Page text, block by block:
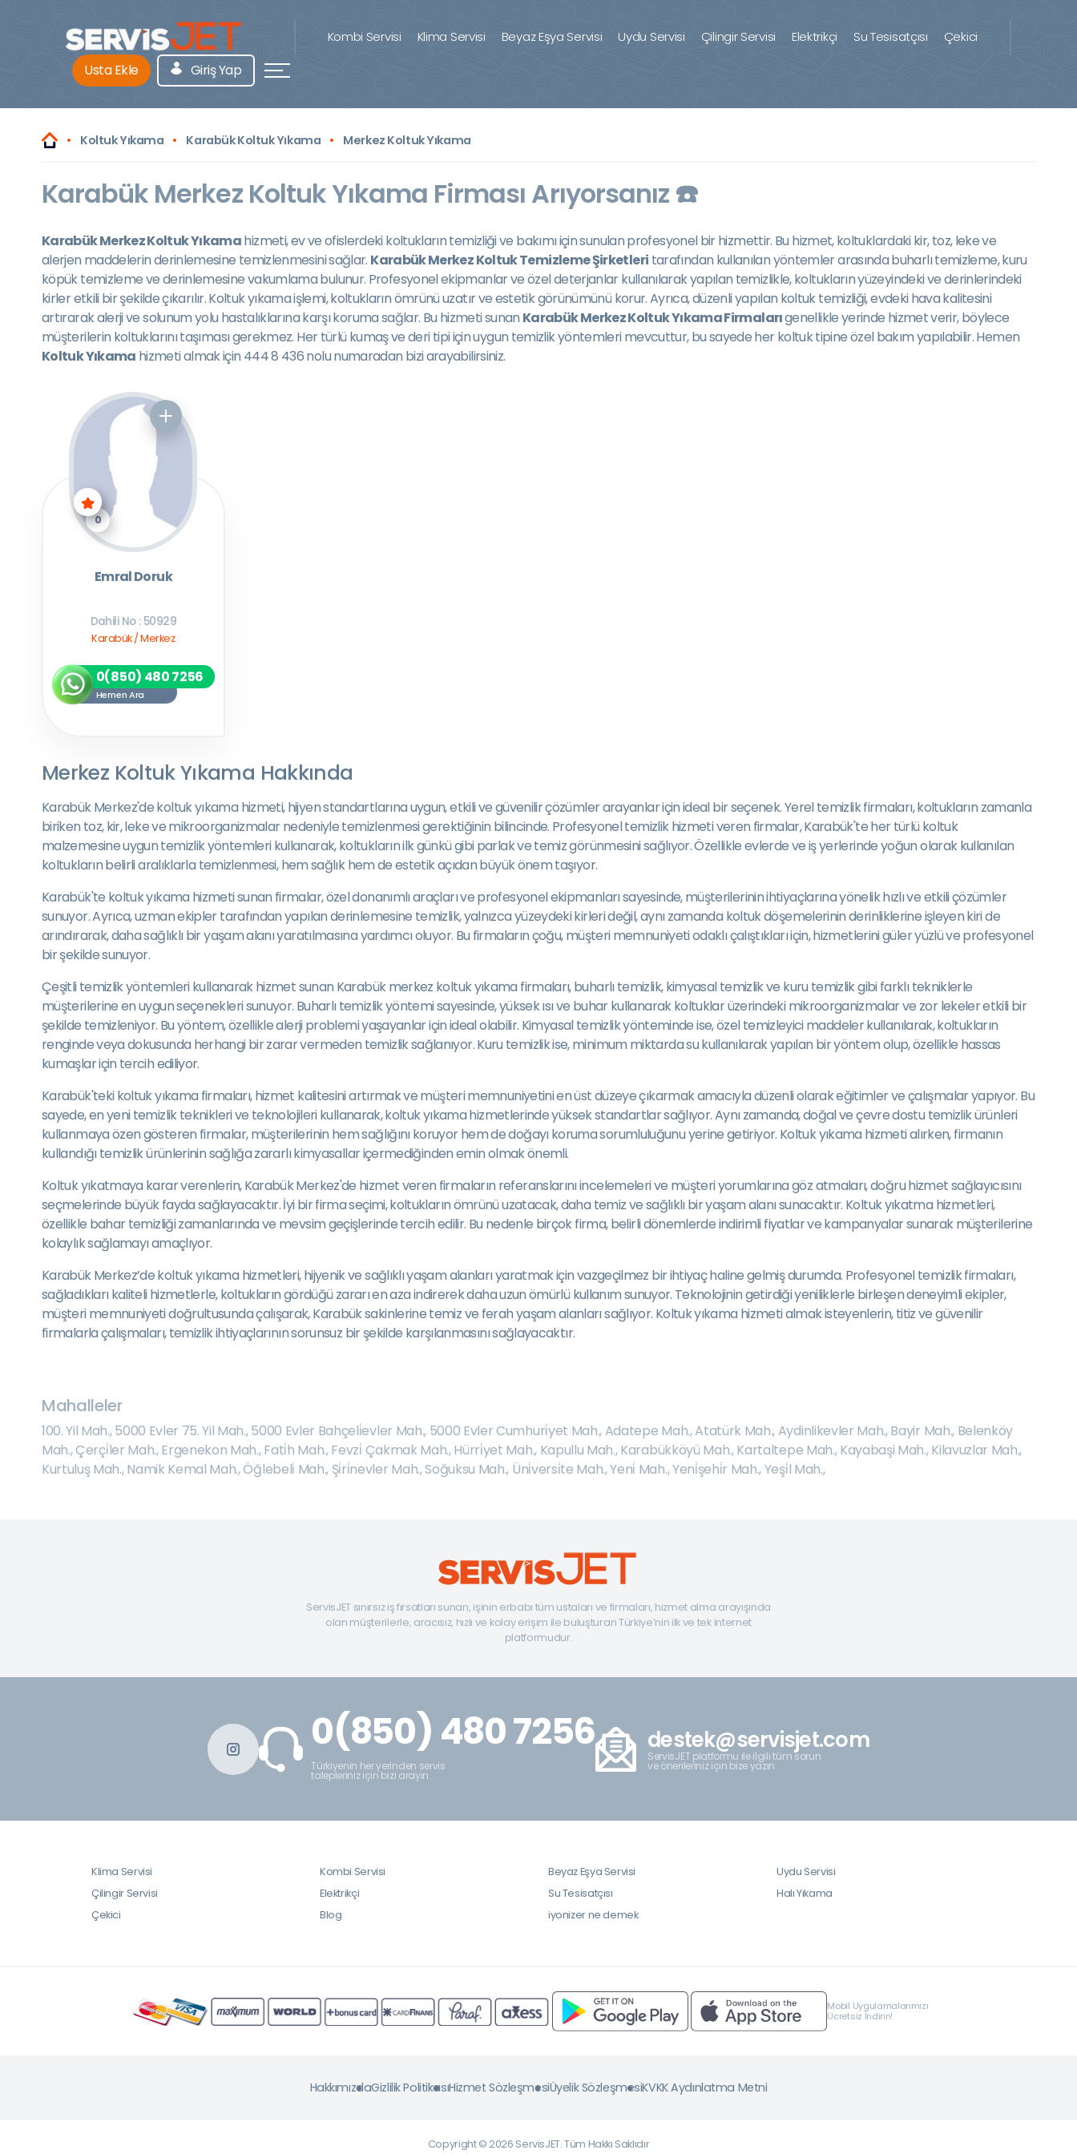
Kombi Servisi Klima Servisi Beyaz Eşya Servisi Uydu Servisi Çilingir Servisi Elektrikçi Su Tesisatçısı Çekici
Usta Ekle Giriş Yap
Koltuk Yıkama Karabük Koltuk Yıkama Merkez Koltuk Yıkama
Karabük Merkez Koltuk Yıkama Firması Arıyorsanız ☎️
Karabük Merkez Koltuk Yıkamahizmeti, ev ve ofislerdeki koltukların temizliği ve bakımı için sunulan profesyonel bir hizmettir. Bu hizmet, koltuklardaki kir, toz, leke ve
alerjen maddelerin derinlemesine temizlenmesini sağlar. Karabük Merkez Koltuk Temizleme Şirketleri tarafından kullanılan yöntemler arasında buharlı temizleme, kuru
köpük temizleme ve derinlemesine vakumlama bulunur. Profesyonel ekipmanlar ve özel deterjanlar kullanılarak yapılan temizlikle, koltukların yüzeyindeki ve derinlerindeki
kirler etkili bir şekilde çıkarılır. Koltuk yıkama işlemi, koltukların ömrünü uzatır ve estetik görünümünü korur. Ayrıca, düzenli yapılan koltuk temizliği, evdeki hava kalitesini
artırarak alerji ve solunum yolu hastalıklarına karşı koruma sağlar. Bu hizmeti sunan Karabük Merkez Koltuk Yıkama Firmalarıgenellikle yerinde hizmet verir, böylece
müşterilerin koltuklarını taşıması gerekmez. Her türlü kumaş ve deri tipi için uygun temizlik yöntemleri mevcuttur, bu sayede her koltuk tipine özel bakım yapılabilir. Hemen
Koltuk Yıkama hizmeti almak için 444 8 436 nolu numaradan bizi arayabilirsiniz.
0
Emral Doruk
Dahili No : 50929
Karabük / Merkez
0(850) 480 7256
Hemen Ara
Merkez Koltuk Yıkama Hakkında
Karabük Merkez'de koltuk yıkama hizmeti, hijyen standartlarına uygun, etkili ve güvenilir çözümler arayanlar için ideal bir seçenek. Yerel temizlik firmaları, koltukların zamanla
biriken toz, kir, leke ve mikroorganizmalar nedeniyle temizlenmesi gerektiğinin bilincinde. Profesyonel temizlik hizmeti veren firmalar, Karabük'te her türlü koltuk
malzemesine uygun temizlik yöntemleri kullanarak, koltukların ilk günkü gibi parlak ve temiz görünmesini sağlıyor. Özellikle evlerde ve iş yerlerinde yoğun olarak kullanılan
koltukların belirli aralıklarla temizlenmesi, hem sağlık hem de estetik açıdan büyük önem taşıyor.
Karabük'te koltuk yıkama hizmeti sunan firmalar, özel donanımlı araçları ve profesyonel ekipmanları sayesinde, müşterilerinin ihtiyaçlarına yönelik hızlı ve etkili çözümler
sunuyor. Ayrıca, uzman ekipler tarafından yapılan derinlemesine temizlik, yalnızca yüzeydeki kirleri değil, aynı zamanda koltuk döşemelerinin derinliklerine işleyen kiri de
arındırarak, daha sağlıklı bir yaşam alanı yaratılmasına yardımcı oluyor. Bu firmaların çoğu, müşteri memnuniyeti odaklı çalıştıkları için, hizmetlerini güler yüzlü ve profesyonel
bir şekilde sunuyor.
Çeşitli temizlik yöntemleri kullanarak hizmet sunan Karabük merkez koltuk yıkama firmaları, buharlı temizlik, kimyasal temizlik ve kuru temizlik gibi farklı tekniklerle
müşterilerine en uygun seçenekleri sunuyor. Buharlı temizlik yöntemi sayesinde, yüksek ısı ve buhar kullanarak koltuklar üzerindeki mikroorganizmalar ve zor lekeler etkili bir
şekilde temizleniyor. Bu yöntem, özellikle alerji problemi yaşayanlar için ideal olabilir. Kimyasal temizlik yönteminde ise, özel temizleyici maddeler kullanılarak, koltukların
renginde veya dokusunda herhangi bir zarar vermeden temizlik sağlanıyor. Kuru temizlik ise, minimum miktarda su kullanılarak yapılan bir yöntem olup, özellikle hassas
kumaşlar için tercih ediliyor.
Karabük'teki koltuk yıkama firmaları, hizmet kalitesini artırmak ve müşteri memnuniyetini en üst düzeye çıkarmak amacıyla düzenli olarak eğitimler ve çalışmalar yapıyor. Bu
sayede, en yeni temizlik teknikleri ve teknolojileri kullanarak, koltuk yıkama hizmetlerinde yüksek standartlar sağlıyor. Aynı zamanda, doğal ve çevre dostu temizlik ürünleri
kullanmaya özen gösteren firmalar, müşterilerinin hem sağlığını koruyor hem de doğayı koruma sorumluluğunu yerine getiriyor. Koltuk yıkama hizmeti alırken, firmanın
kullandığı temizlik ürünlerinin sağlığa zararlı kimyasallar içermediğinden emin olmak önemli.
Koltuk yıkatmaya karar verenlerin, Karabük Merkez'de hizmet veren firmaların referanslarını incelemeleri ve müşteri yorumlarına göz atmaları, doğru hizmet sağlayıcısını
seçmelerinde büyük fayda sağlayacaktır. İyi bir firma seçimi, koltukların ömrünü uzatacak, daha temiz ve sağlıklı bir yaşam alanı sunacaktır. Koltuk yıkatma hizmetleri,
özellikle bahar temizliği zamanlarında ve mevsim geçişlerinde tercih edilir. Bu nedenle birçok firma, belirli dönemlerde indirimli fiyatlar ve kampanyalar sunarak müşterilerine
kolaylık sağlamayı amaçlıyor.
Karabük Merkez’de koltuk yıkama hizmetleri, hijyenik ve sağlıklı yaşam alanları yaratmak için vazgeçilmez bir ihtiyaç haline gelmiş durumda. Profesyonel temizlik firmaları,
sağladıkları kaliteli hizmetlerle, koltukların gördüğü zararı en aza indirerek daha uzun ömürlü kullanım sunuyor. Teknolojinin getirdiği yeniliklerle birleşen deneyimli ekipler,
müşteri memnuniyeti doğrultusunda çalışarak, Karabük sakinlerine temiz ve ferah yaşam alanları sağlıyor. Koltuk yıkama hizmeti almak isteyenlerin, titiz ve güvenilir
firmalarla çalışmaları, temizlik ihtiyaçlarının sorunsuz bir şekilde karşılanmasını sağlayacaktır.
Mahalleler
100. Yil Mah.,5000 Evler 75. Yil Mah.,5000 Evler Bahçeli̇evler Mah., 5000 Evler Cumhuri̇yet Mah.,Adatepe Mah.,Atatürk Mah.,Aydinlikevler Mah.,Bayir Mah., Belenköy
Mah.,Çerçi̇ler Mah.,Ergenekon Mah.,Fati̇h Mah.,Fevzi̇ Çakmak Mah.,Hürri̇yet Mah., Kapullu Mah.,Karabükköyü Mah.,Kartaltepe Mah.,Kayabaşi Mah.,Kilavuzlar Mah.,
Kurtuluş Mah.,Namik Kemal Mah.,Öğlebeli̇ Mah., Şi̇ri̇nevler Mah.,Soğuksu Mah., Üni̇versi̇te Mah.,Yeni̇ Mah.,Yeni̇şehi̇r Mah.,Yeşi̇l Mah.,
ServisJET sınırsız iş fırsatları sunan, işinin erbabı tüm ustaları ve firmaları, hizmet alma arayışında
olan müşterilerle, aracısız, hızlı ve kolay erişim ile buluşturan Türkiye’nin ilk ve tek internet
platformudur.
0(850) 480 7256
Türkiyenin her yerinden servis
talepleriniz için bizi arayın.
destek@servisjet.com
ServisJET platformu ile ilgili tüm sorun
ve önerileriniz için bize yazın.
Klima Servisi Kombi Servisi Beyaz Eşya Servisi
Uydu Servisi
Çilingir Servisi
Elektrikçi Su Tesisatçısı
Halı Yıkama
Çekici
Blog iyonizer ne demek
Mobil Uygulamalarımızı
Ücretsiz İndirin!
HakkımızdaGizlilik PolitikasıHizmet SözleşmesiÜyelik SözleşmesiKVKK Aydınlatma Metni
Copyright © 2026 ServisJET. Tüm Hakkı Saklıdır